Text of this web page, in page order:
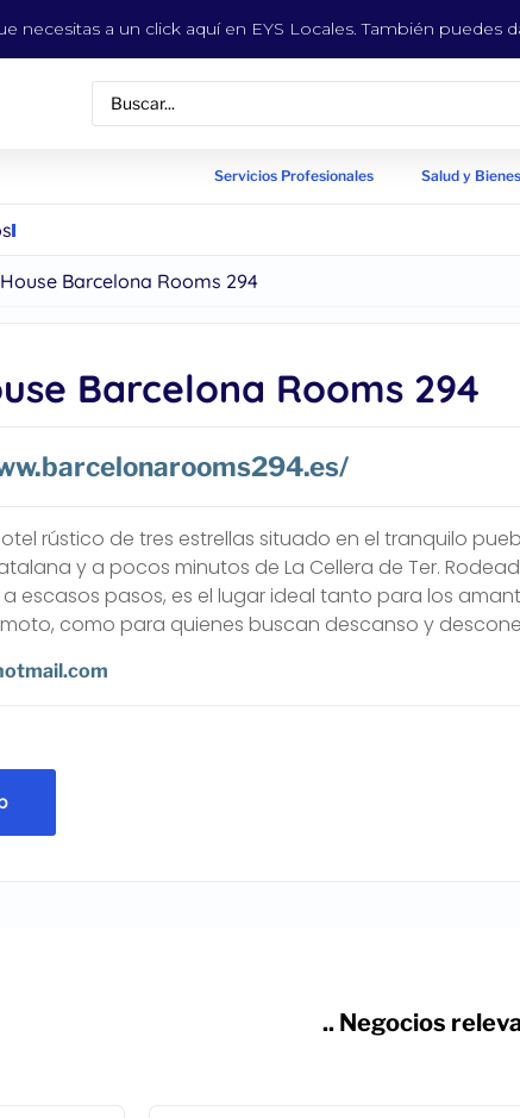
necesitas a un click aquí en EYS Locales. También puedes
Servicios Profesionales Salud y
Barcelona Rooms 294
Barcelona Rooms 294
rústico de tres estrellas situado en el tranquilo
y a pocos minutos de La Cellera de Ter.
a escasos pasos, es el lugar ideal tanto para los
como para quienes buscan descanso y
.. Negocios